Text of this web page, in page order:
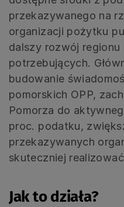
przekazywanego na
organizacji pożytku
dalszy rozwój regionu
potrzebujących.
budowanie
pomorskich OPP,
Pomorza do
proc. podatku,
przekazywanych
skuteczniej
Jak to działa?